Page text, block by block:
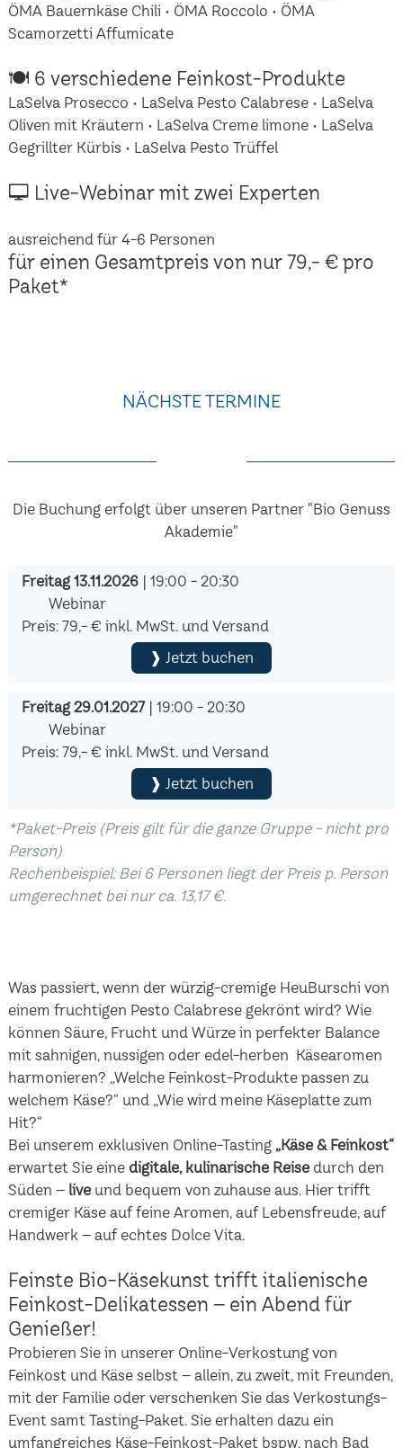
ÖMA Bauernkäse Chili • ÖMA Roccolo • ÖMA
Scamorzetti Affumicate
🍽 6 verschiedene Feinkost-Produkte
LaSelva Prosecco • LaSelva Pesto Calabrese • LaSelva
Oliven mit Kräutern • LaSelva Creme limone • LaSelva
Gegrillter Kürbis • LaSelva Pesto Trüffel
🖵 Live-Webinar mit zwei Experten
ausreichend für 4-6 Personen
für einen Gesamtpreis von nur 79,- € pro
Paket*
NÄCHSTE TERMINE
Die Buchung erfolgt über unseren Partner "Bio Genuss
Akademie"
Freitag 13.11.2026| 19:00 - 20:30
Webinar
Preis: 79,- € inkl. MwSt. und Versand
❱ Jetzt buchen
Freitag 29.01.2027| 19:00 - 20:30
Webinar
Preis: 79,- € inkl. MwSt. und Versand
❱ Jetzt buchen
*Paket-Preis (Preis gilt für die ganze Gruppe - nicht pro
Person)
Rechenbeispiel: Bei 6 Personen liegt der Preis p. Person
umgerechnet bei nur ca. 13,17 €.
Was passiert, wenn der würzig-cremige HeuBurschi von
einem fruchtigen Pesto Calabrese gekrönt wird? Wie
können Säure, Frucht und Würze in perfekter Balance
mit sahnigen, nussigen oder edel-herben Käsearomen
harmonieren? „Welche Feinkost-Produkte passen zu
welchem Käse?“ und „Wie wird meine Käseplatte zum
Hit?“
Bei unserem exklusiven Online-Tasting „Käse & Feinkost“
erwartet Sie eine digitale, kulinarische Reisedurch den
Süden – live und bequem von zuhause aus. Hier trifft
cremiger Käse auf feine Aromen, auf Lebensfreude, auf
Handwerk – auf echtes Dolce Vita.
Feinste Bio-Käsekunst trifft italienische
Feinkost-Delikatessen – ein Abend für
Genießer!
Probieren Sie in unserer Online-Verkostung von
Feinkost und Käse selbst – allein, zu zweit, mit Freunden,
mit der Familie oder verschenken Sie das Verkostungs-
Event samt Tasting-Paket. Sie erhalten dazu ein
umfangreiches Käse-Feinkost-Paket bspw. nach Bad